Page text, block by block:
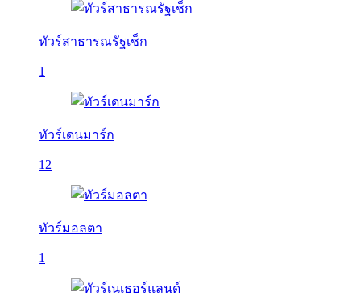
ทัวร์สาธารณรัฐเช็ก
1
ทัวร์เดนมาร์ก
12
ทัวร์มอลตา
1